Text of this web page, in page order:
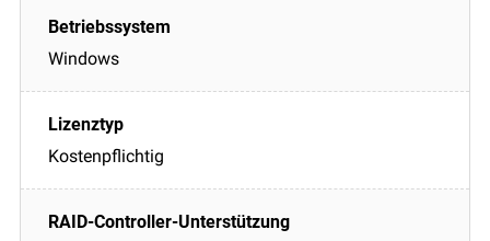
Windows
Kostenpflichtig